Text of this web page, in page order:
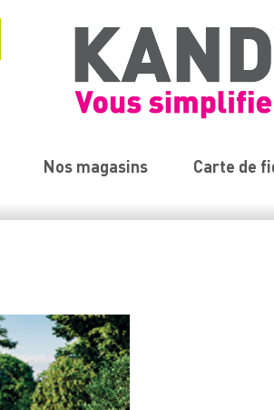
Nos magasins Carte de